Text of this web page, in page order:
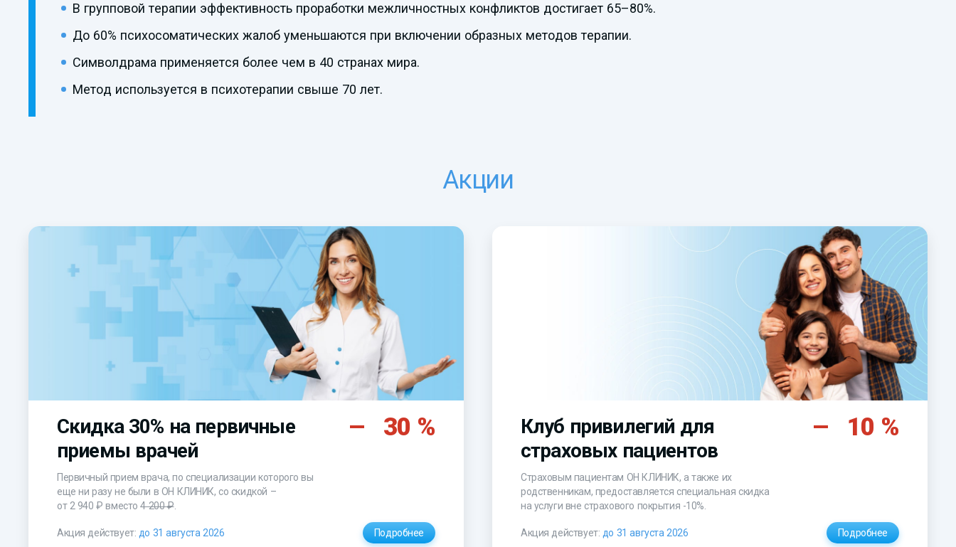
В групповой терапии эффективность проработки межличностных конфликтов достигает 65–80%.
До 60% психосоматических жалоб уменьшаются при включении образных методов терапии.
Символдрама применяется более чем в 40 странах мира.
Метод используется в психотерапии свыше 70 лет.
Акции
Скидка 30% на первичные
приемы врачей
30 %
Первичный прием врача, по специализации которого вы
еще ни разу не были в ОН КЛИНИК, со скидкой –
от 2 940 ₽ вместо4 200 ₽.
Акция действует: до 31 августа 2026 Подробнее
Клуб привилегий для
страховых пациентов
10 %
Страховым пациентам ОН КЛИНИК, а также их
родственникам, предоставляется специальная скидка
на услуги вне страхового покрытия -10%.
Акция действует: до 31 августа 2026 Подробнее